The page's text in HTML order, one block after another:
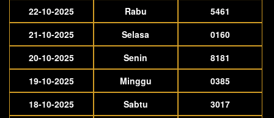
22-10-2025
Rabu
5461
21-10-2025
Selasa
0160
20-10-2025
Senin
8181
19-10-2025
Minggu
0385
18-10-2025
Sabtu 3017